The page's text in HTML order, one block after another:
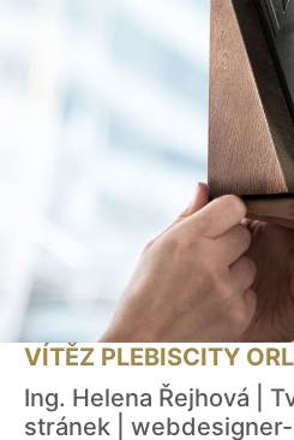
VÍTĚZ PLEBISCITY
Ing. Helena Řejhová |
stránek |